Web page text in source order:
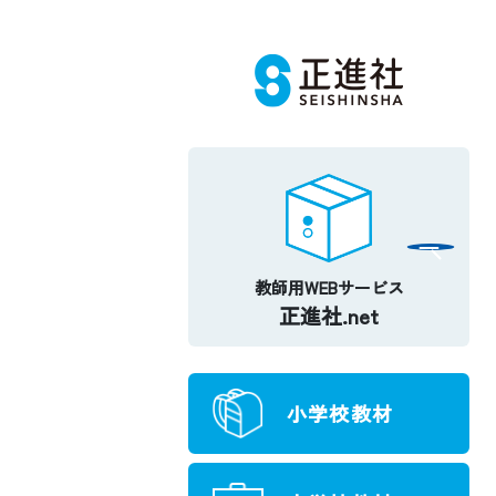
教師用WEBサービス
正進社.net
小学校教材